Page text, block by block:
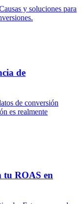
y soluciones para
de
de conversión
es realmente
tu ROAS en